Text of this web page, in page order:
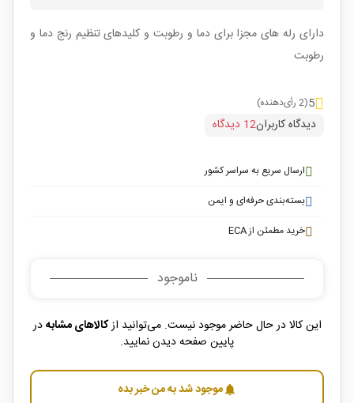
دارای رله های مجزا برای دما و رطوبت و کلیدهای تنظیم رنج دما و
رطوبت
5(2 رأی‌دهنده)
دیدگاه کاربران12 دیدگاه
ارسال سریع به سراسر کشور
بسته‌بندی حرفه‌ای و ایمن
خرید مطمئن از ECA
ناموجود
این کالا در حال حاضر موجود نیست. می‌توانید ازکالاهای مشابهدر
پایین صفحه دیدن نمایید.
notificationsموجود شد به من خبر بده